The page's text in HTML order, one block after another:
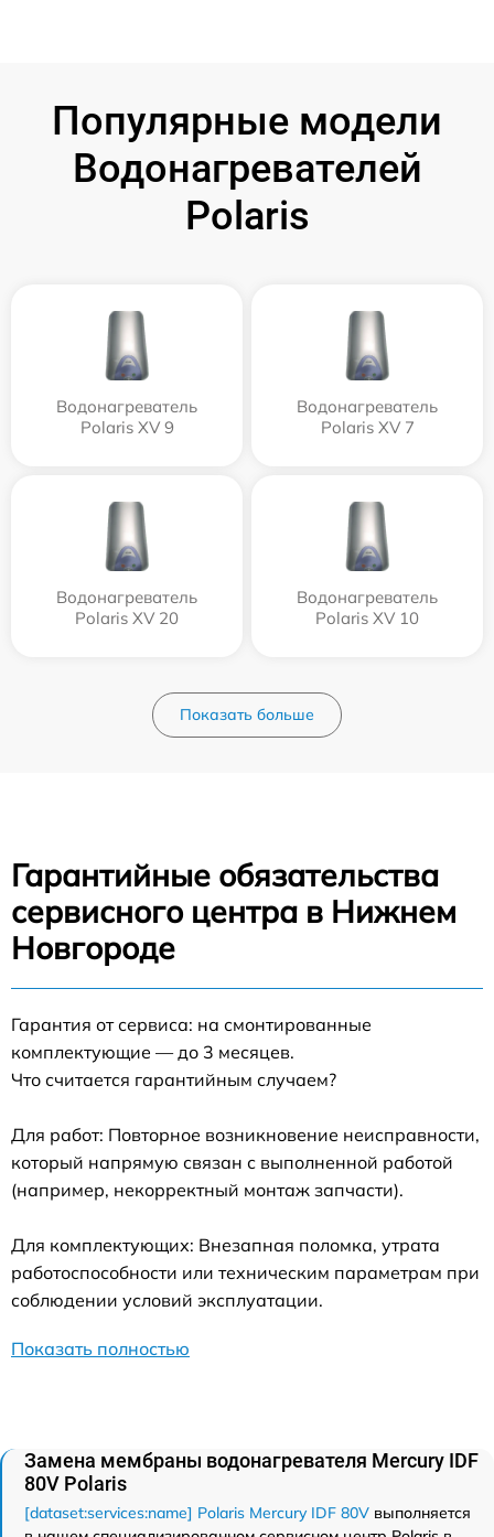
Популярные модели
Водонагревателей
Polaris
Водонагреватель
Polaris XV 9
Водонагреватель
Polaris XV 7
Водонагреватель
Polaris XV 20
Водонагреватель
Polaris XV 10
Показать больше
Гарантийные обязательства
сервисного центра в Нижнем
Новгороде
Гарантия от сервиса: на смонтированные
комплектующие — до 3 месяцев.
Что считается гарантийным случаем?
Для работ: Повторное возникновение неисправности,
который напрямую связан с выполненной работой
(например, некорректный монтаж запчасти).
Для комплектующих: Внезапная поломка, утрата
работоспособности или техническим параметрам при
соблюдении условий эксплуатации.
Показать полностью
Замена мембраны водонагревателя Mercury IDF
80V Polaris
[dataset:services:name] Polaris Mercury IDF 80V выполняется